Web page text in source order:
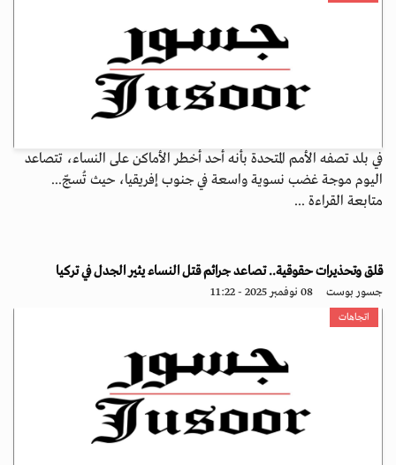
في بلد تصفه الأمم المتحدة بأنه أحد أخطر الأماكن على النساء، تتصاعد
اليوم موجة غضب نسوية واسعة في جنوب إفريقيا، حيث تُسجّ...
متابعة القراءة ...
قلق وتحذيرات حقوقية.. تصاعد جرائم قتل النساء يثير الجدل في تركيا
جسور بوست 08 نوفمبر 2025 - 11:22
اتجاهات